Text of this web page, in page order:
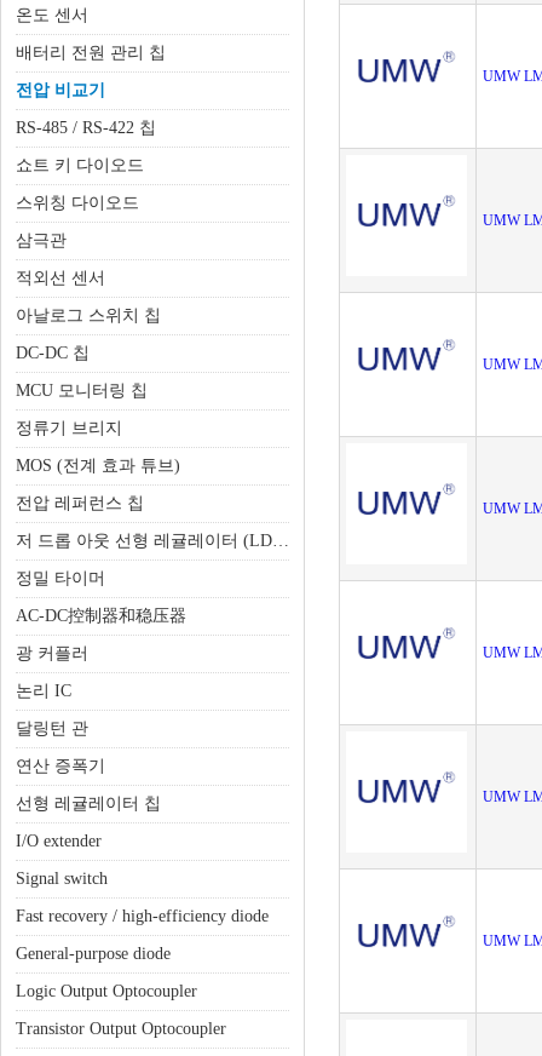
온도 센서
배터리 전원 관리 칩
전압 비교기
RS-485 / RS-422 칩
쇼트 키 다이오드
스위칭 다이오드
삼극관
적외선 센서
아날로그 스위치 칩
DC-DC 칩
MCU 모니터링 칩
정류기 브리지
MOS (전계 효과 튜브)
전압 레퍼런스 칩
저 드롭 아웃 선형 레귤레이터 (LDO)
정밀 타이머
AC-DC控制器和稳压器
광 커플러
논리 IC
달링턴 관
연산 증폭기
선형 레귤레이터 칩
I/O extender
Signal switch
Fast recovery / high-efficiency diode
General-purpose diode
Logic Output Optocoupler
Transistor Output Optocoupler
UMW
UMW
UMW
UMW
UMW
UMW
UMW